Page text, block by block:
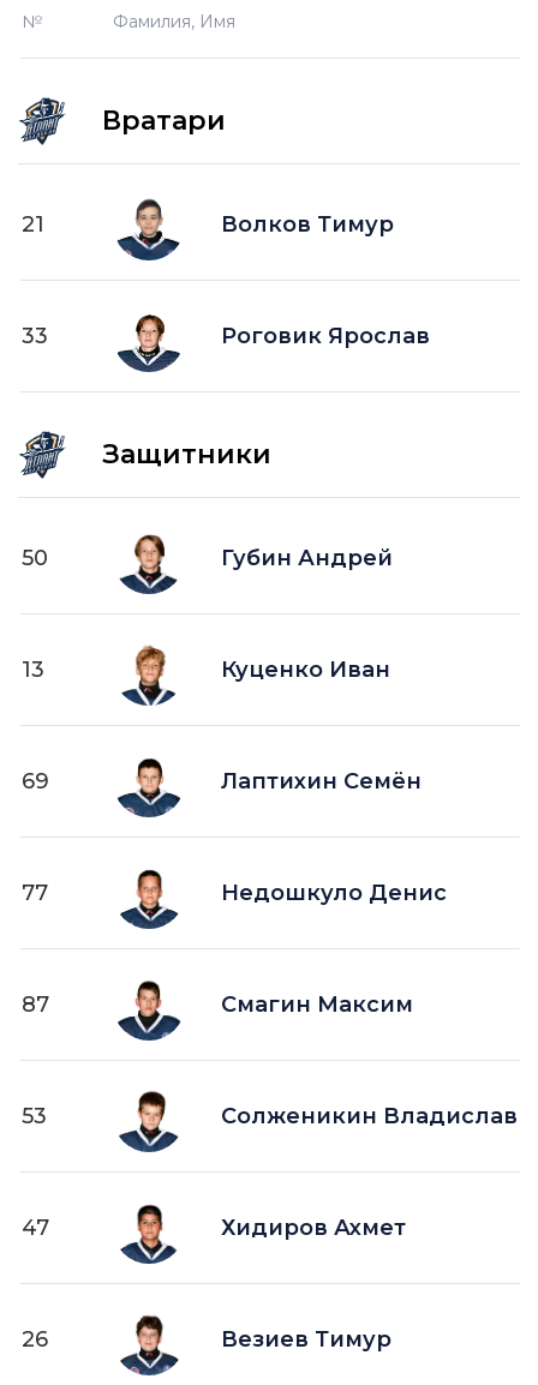
№ Фамилия, Имя
Вратари
21 Волков Тимур
33 Роговик Ярослав
Защитники
50 Губин Андрей
13 Куценко Иван
69 Лаптихин Семён
77 Недошкуло Денис
87 Смагин Максим
53 Солженикин Владислав
47 Хидиров Ахмет
26 Везиев Тимур